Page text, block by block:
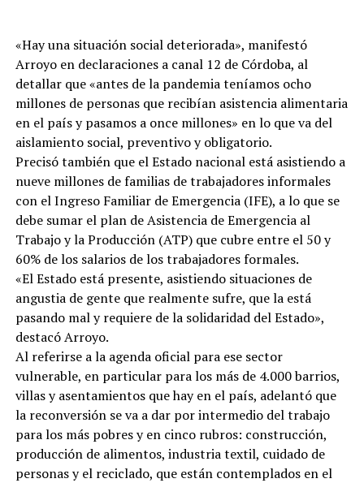
«Hay una situación social deteriorada», manifestó
Arroyo en declaraciones a canal 12 de Córdoba, al
detallar que «antes de la pandemia teníamos ocho
millones de personas que recibían asistencia alimentaria
en el país y pasamos a once millones» en lo que va del
aislamiento social, preventivo y obligatorio.
Precisó también que el Estado nacional está asistiendo a
nueve millones de familias de trabajadores informales
con el Ingreso Familiar de Emergencia (IFE), a lo que se
debe sumar el plan de Asistencia de Emergencia al
Trabajo y la Producción (ATP) que cubre entre el 50 y
60% de los salarios de los trabajadores formales.
«El Estado está presente, asistiendo situaciones de
angustia de gente que realmente sufre, que la está
pasando mal y requiere de la solidaridad del Estado»,
destacó Arroyo.
Al referirse a la agenda oficial para ese sector
vulnerable, en particular para los más de 4.000 barrios,
villas y asentamientos que hay en el país, adelantó que
la reconversión se va a dar por intermedio del trabajo
para los más pobres y en cinco rubros: construcción,
producción de alimentos, industria textil, cuidado de
personas y el reciclado, que están contemplados en el